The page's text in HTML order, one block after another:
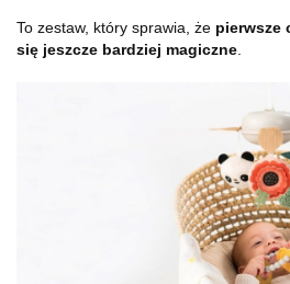
To zestaw, który sprawia, że pierwsze
się jeszcze bardziej magiczne